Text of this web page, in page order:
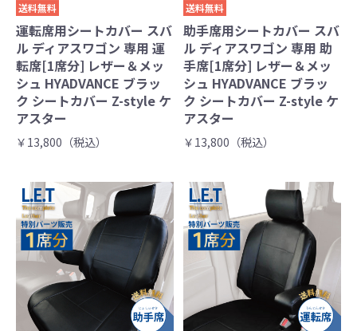
送料無料
運転席用シートカバー スバ
ル ディアスワゴン 専用 運
転席[1席分] レザー＆メッ
シュ HYADVANCE ブラッ
ク シートカバー Z-style ケ
アスター
￥13,800（税込）
送料無料
助手席用シートカバー スバ
ル ディアスワゴン 専用 助
手席[1席分] レザー＆メッ
シュ HYADVANCE ブラッ
ク シートカバー Z-style ケ
アスター
￥13,800（税込）